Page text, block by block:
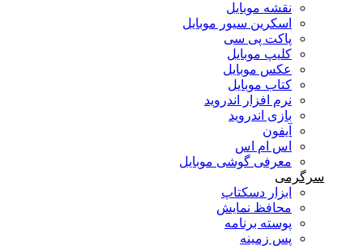
نقشه موبایل
اسکرین سیور موبایل
پاکت پی سی
کلیپ موبایل
عکس موبایل
کتاب موبایل
نرم افزار اندروید
بازی اندروید
آیفون
اس ام اس
معرفی گوشی موبایل
سرگرمی
ابزار دسکتاپ
محافظ نمایش
پوسته برنامه
پس زمینه